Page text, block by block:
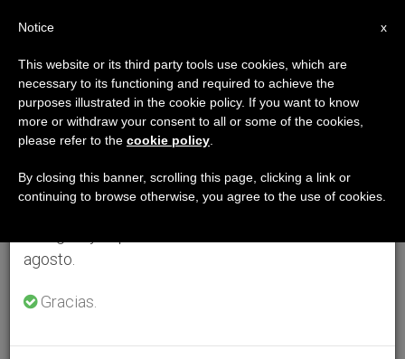
×
Aviso importante
Del 27 de julio al 7 de agosto haremos la pausa
anual, aprovechando que en el periodo de verano
se generan menos informaciones y también el
agosto.
Gracias.
x
Notice
This website or its third party tools use cookies, which are
necessary to its functioning and required to achieve the
purposes illustrated in the cookie policy. If you want to know
more or withdraw your consent to all or some of the cookies,
please refer to the cookie policy
By closing this banner, scrolling this page, clicking a link or
continuing to browse otherwise, you agree to the use of cookies.